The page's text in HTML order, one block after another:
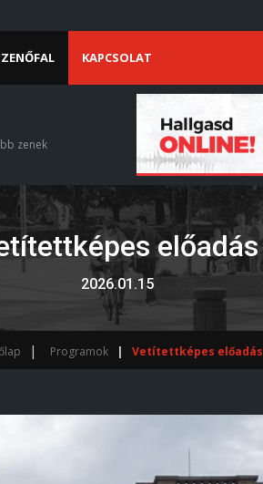
KAPCSOLAT
zenek
előadás
2026.01.15
Programok Vetítettképes előadás